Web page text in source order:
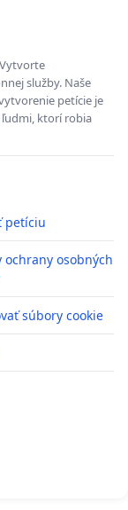
služby. Naše
petície je
ktorí robia
petíciu
ochrany osobných
súbory cookie